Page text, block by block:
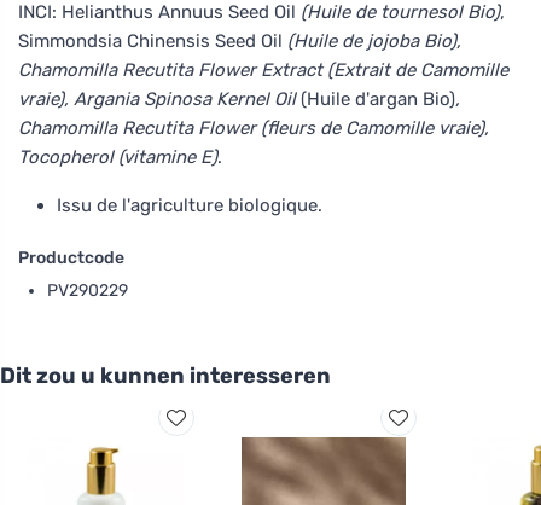
INCI: Helianthus Annuus Seed Oil (Huile de tournesol Bio),
Simmondsia Chinensis Seed Oil (Huile de jojoba Bio),
Chamomilla Recutita Flower Extract (Extrait de Camomille
vraie), Argania Spinosa Kernel Oil(Huile d'argan Bio),
Chamomilla Recutita Flower (fleurs de Camomille vraie),
Tocopherol (vitamine E).
Issu de l'agriculture biologique.
Productcode
PV290229
Dit zou u kunnen interesseren